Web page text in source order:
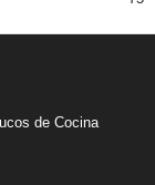
de Cocina